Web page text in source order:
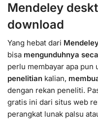
Mendeley
download
Yang hebat dari
bisa mengunduhnya
perlu membayar apa pun
penelitian kalian,
dengan rekan peneliti.
gratis ini dari situs web
perangkat lunak palsu